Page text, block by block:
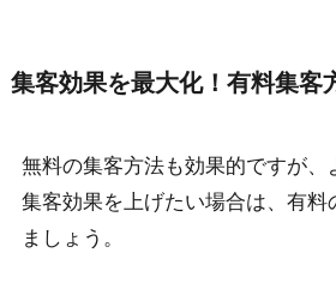
集客効果を最大化！有料集客
無料の集客方法も効果的ですが、
集客効果を上げたい場合は、有料
ましょう。